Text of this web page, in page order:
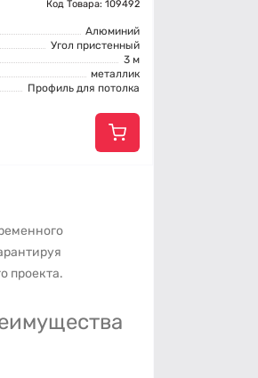
Код Товара: 109492
Алюминий
Угол пристенный
3 м
металлик
Профиль для потолка
проекта.